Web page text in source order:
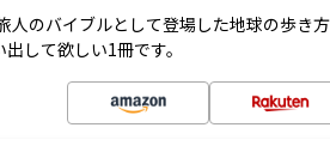
人のバイブルとして登場した地球の歩
して欲しい1冊です。